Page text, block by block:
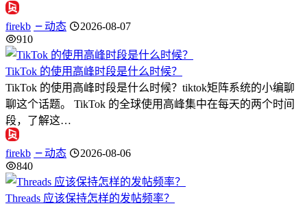
firekb 动态
2026-08-07
910
TikTok 的使用高峰时段是什么时候？
TikTok 的使用高峰时段是什么时候？tiktok矩阵系统的小编聊
聊这个话题。 TikTok 的全球使用高峰集中在每天的两个时间
段，了解这…
firekb 动态
2026-08-06
840
Threads 应该保持怎样的发帖频率？